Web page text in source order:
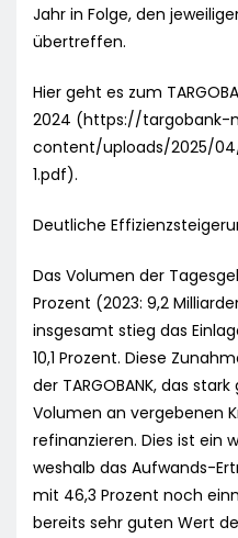
Jahr in Folge, den
übertreffen.
Hier geht es zum
2024 (https://targobank-
content/uploads/2025/04/
1.pdf).
Deutliche
Das Volumen der
Prozent (2023: 9,2
insgesamt stieg das
10,1 Prozent. Diese
der TARGOBANK, das
Volumen an vergebenen
refinanzieren. Dies ist ein
weshalb das Aufwands-
mit 46,3 Prozent noch
bereits sehr guten Wert